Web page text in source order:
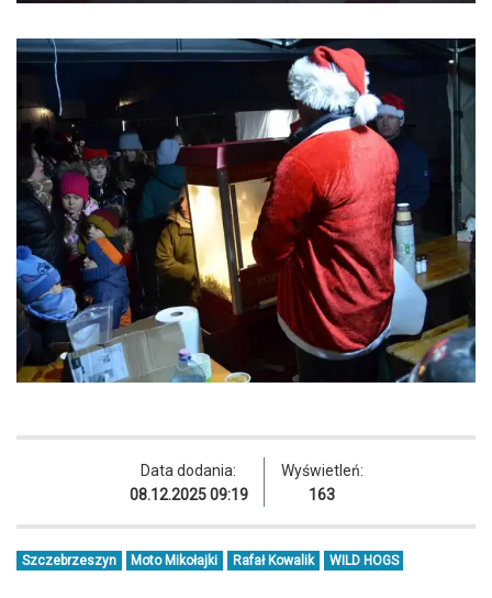
Data dodania:
08.12.2025 09:19
Wyświetleń:
163
Szczebrzeszyn Moto Mikołajki Rafał Kowalik WILD HOGS